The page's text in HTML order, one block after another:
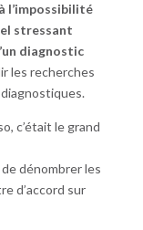
l’impossibilité
stressant
diagnostic
les recherches
c’était le grand
dénombrer les
d’accord sur